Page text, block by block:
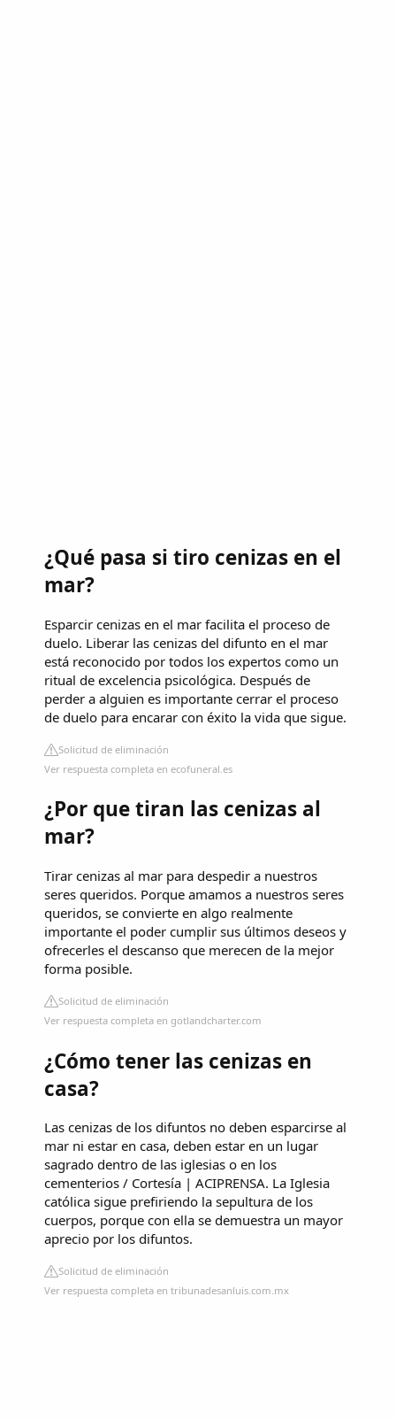
¿Qué pasa si tiro cenizas en el
mar?
Esparcir cenizas en el mar facilita el proceso de
duelo. Liberar las cenizas del difunto en el mar
está reconocido por todos los expertos como un
ritual de excelencia psicológica. Después de
perder a alguien es importante cerrar el proceso
de duelo para encarar con éxito la vida que sigue.
Solicitud de eliminación
Ver respuesta completa en ecofuneral.es
¿Por que tiran las cenizas al
mar?
Tirar cenizas al mar para despedir a nuestros
seres queridos. Porque amamos a nuestros seres
queridos, se convierte en algo realmente
importante el poder cumplir sus últimos deseos y
ofrecerles el descanso que merecen de la mejor
forma posible.
Solicitud de eliminación
Ver respuesta completa en gotlandcharter.com
¿Cómo tener las cenizas en
casa?
Las cenizas de los difuntos no deben esparcirse al
mar ni estar en casa, deben estar en un lugar
sagrado dentro de las iglesias o en los
cementerios / Cortesía | ACIPRENSA. La Iglesia
católica sigue prefiriendo la sepultura de los
cuerpos, porque con ella se demuestra un mayor
aprecio por los difuntos.
Solicitud de eliminación
Ver respuesta completa en tribunadesanluis.com.mx